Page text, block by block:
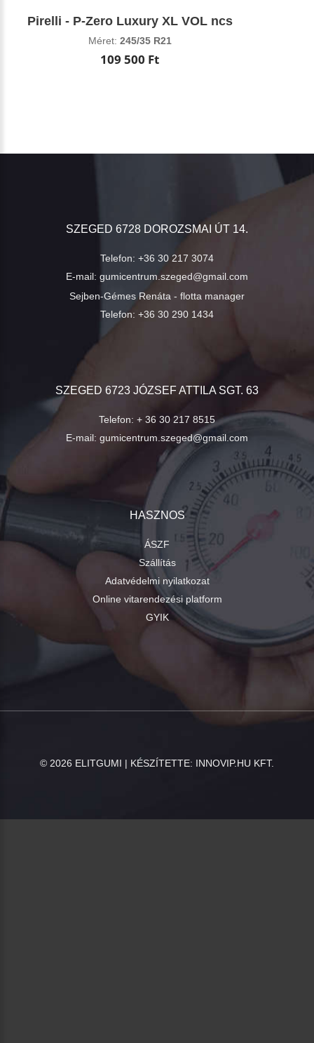
Pirelli - P-Zero Luxury XL VOL ncs
Méret: 245/35 R21
109 500 Ft
SZEGED 6728 DOROZSMAI ÚT 14.
Telefon: +36 30 217 3074
E-mail: gumicentrum.szeged@gmail.com
Sejben-Gémes Renáta - flotta manager
Telefon: +36 30 290 1434
SZEGED 6723 JÓZSEF ATTILA SGT. 63
Telefon: + 36 30 217 8515
E-mail: gumicentrum.szeged@gmail.com
HASZNOS
ÁSZF
Szállítás
Adatvédelmi nyilatkozat
Online vitarendezési platform
GYIK
© 2026 ELITGUMI | KÉSZÍTETTE: INNOVIP.HU KFT.